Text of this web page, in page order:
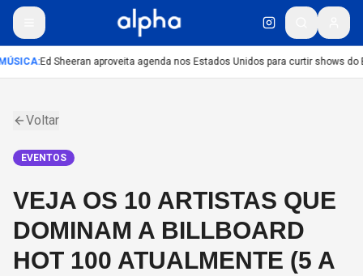
:Ed Sheeran aproveita agenda nos Estados Unidos para curtir shows do
Voltar
EVENTOS
VEJA OS 10 ARTISTAS QUE
DOMINAM A BILLBOARD
HOT 100 ATUALMENTE (5 A